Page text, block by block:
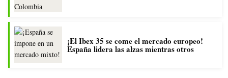
¡El Ibex 35 se come el mercado europeo!
España lidera las alzas mientras otros